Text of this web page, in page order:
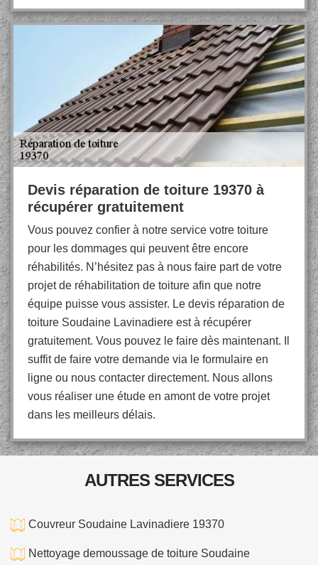
Devis réparation de toiture 19370 à
récupérer gratuitement
Vous pouvez confier à notre service votre toiture
pour les dommages qui peuvent être encore
réhabilités. N’hésitez pas à nous faire part de votre
projet de réhabilitation de toiture afin que notre
équipe puisse vous assister. Le devis réparation de
toiture Soudaine Lavinadiere est à récupérer
gratuitement. Vous pouvez le faire dès maintenant. Il
suffit de faire votre demande via le formulaire en
ligne ou nous contacter directement. Nous allons
vous réaliser une étude en amont de votre projet
dans les meilleurs délais.
AUTRES SERVICES
Couvreur Soudaine Lavinadiere 19370
Nettoyage demoussage de toiture Soudaine